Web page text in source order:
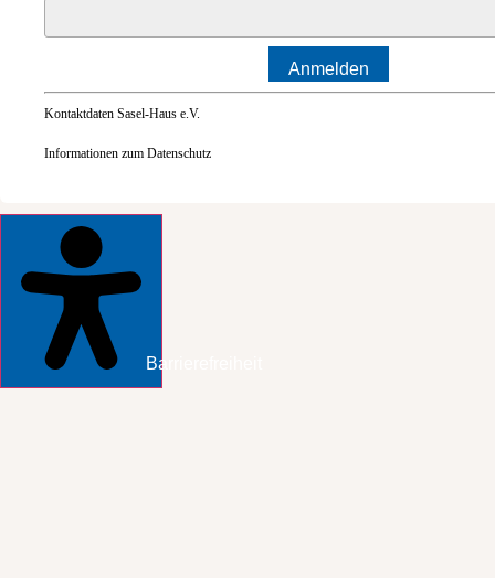
Anmelden
Kontaktdaten Sasel-Haus e.V.
Informationen zum Datenschutz
Barrierefreiheit